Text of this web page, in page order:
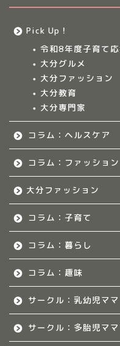
Pick Up！
令和8年度子育て
大分グルメ
大分ファッション
大分教育
大分専門家
コラム：ヘルスケア
コラム：ファッション
大分ファッション
コラム：子育て
コラム：暮らし
コラム：趣味
サークル：乳幼児ママ
サークル：多胎児ママ